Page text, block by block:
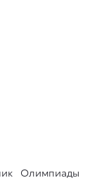
Олимпиады